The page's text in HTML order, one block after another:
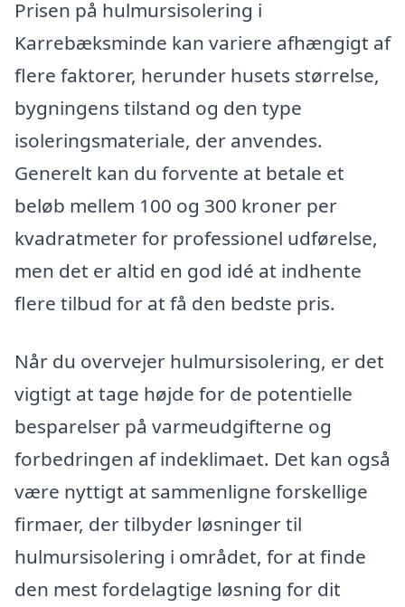
Prisen på hulmursisolering i
Karrebæksminde kan variere afhængigt af
flere faktorer, herunder husets størrelse,
bygningens tilstand og den type
isoleringsmateriale, der anvendes.
Generelt kan du forvente at betale et
beløb mellem 100 og 300 kroner per
kvadratmeter for professionel udførelse,
men det er altid en god idé at indhente
flere tilbud for at få den bedste pris.
Når du overvejer hulmursisolering, er det
vigtigt at tage højde for de potentielle
besparelser på varmeudgifterne og
forbedringen af indeklimaet. Det kan også
være nyttigt at sammenligne forskellige
firmaer, der tilbyder løsninger til
hulmursisolering i området, for at finde
den mest fordelagtige løsning for dit